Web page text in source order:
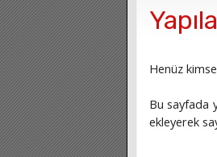
Henüz
Bu sayfada
ekleyerek